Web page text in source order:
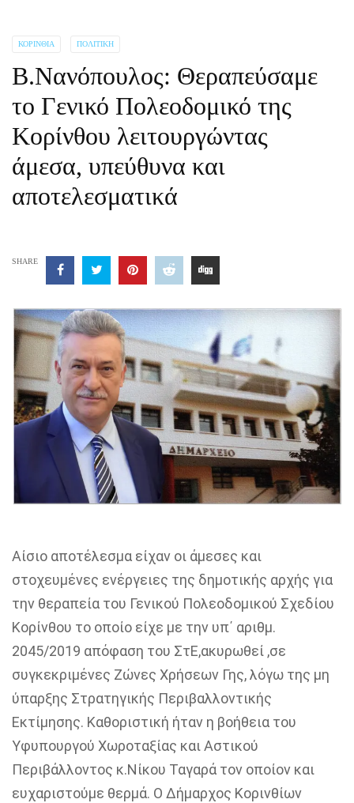
ΚΟΡΙΝΘΊΑ ΠΟΛΙΤΙΚΉ
Β.Νανόπουλος: Θεραπεύσαμε
το Γενικό Πολεοδομικό της
Κορίνθου λειτουργώντας
άμεσα, υπεύθυνα και
αποτελεσματικά
SHARE
Αίσιο αποτέλεσμα είχαν οι άμεσες και
στοχευμένες ενέργειες της δημοτικής αρχής για
την θεραπεία του Γενικού Πολεοδομικού Σχεδίου
Κορίνθου το οποίο είχε με την υπ΄ αριθμ.
2045/2019 απόφαση του ΣτΕ,ακυρωθεί ,σε
συγκεκριμένες Ζώνες Χρήσεων Γης, λόγω της μη
ύπαρξης Στρατηγικής Περιβαλλοντικής
Εκτίμησης. Καθοριστική ήταν η βοήθεια του
Υφυπουργού Χωροταξίας και Αστικού
Περιβάλλοντος κ.Νίκου Ταγαρά τον οποίον και
ευχαριστούμε θερμά. Ο Δήμαρχος Κορινθίων